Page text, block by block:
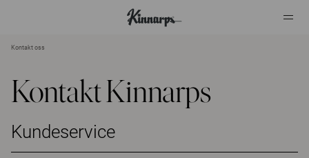
Kontakt oss
Kontakt Kinnarps
Kundeservice